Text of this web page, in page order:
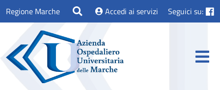
Regione Marche Accedi ai servizi Seguici su: